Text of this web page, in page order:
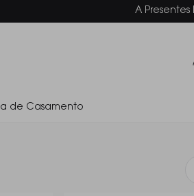
A Presentes
de Casamento